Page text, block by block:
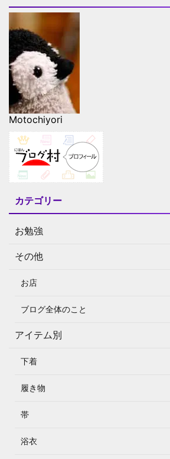
Motochiyori
カテゴリー
お勉強
その他
お店
ブログ全体のこと
アイテム別
下着
履き物
帯
浴衣